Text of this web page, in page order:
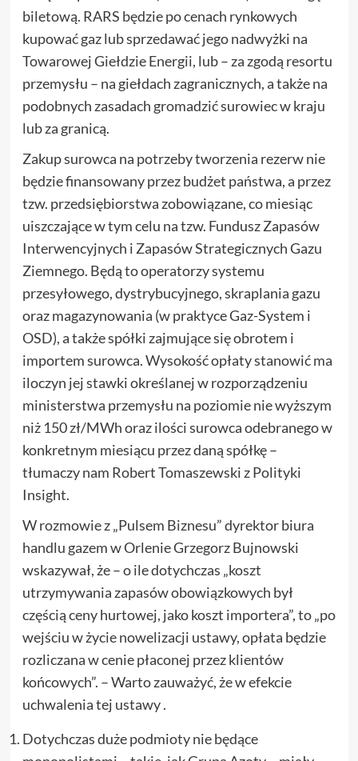
biletową. RARS będzie po cenach rynkowych
kupować gaz lub sprzedawać jego nadwyżki na
Towarowej Giełdzie Energii, lub – za zgodą resortu
przemysłu – na giełdach zagranicznych, a także na
podobnych zasadach gromadzić surowiec w kraju
lub za granicą.
Zakup surowca na potrzeby tworzenia rezerw nie
będzie finansowany przez budżet państwa, a przez
tzw. przedsiębiorstwa zobowiązane, co miesiąc
uiszczające w tym celu na tzw. Fundusz Zapasów
Interwencyjnych i Zapasów Strategicznych Gazu
Ziemnego. Będą to operatorzy systemu
przesyłowego, dystrybucyjnego, skraplania gazu
oraz magazynowania (w praktyce Gaz-System i
OSD), a także spółki zajmujące się obrotem i
importem surowca. Wysokość opłaty stanowić ma
iloczyn jej stawki określanej w rozporządzeniu
ministerstwa przemysłu na poziomie nie wyższym
niż 150 zł/MWh oraz ilości surowca odebranego w
konkretnym miesiącu przez daną spółkę –
tłumaczy nam Robert Tomaszewski z Polityki
Insight.
W rozmowie z „Pulsem Biznesu” dyrektor biura
handlu gazem w Orlenie Grzegorz Bujnowski
wskazywał, że – o ile dotychczas „koszt
utrzymywania zapasów obowiązkowych był
częścią ceny hurtowej, jako koszt importera”, to „po
wejściu w życie nowelizacji ustawy, opłata będzie
rozliczana w cenie płaconej przez klientów
końcowych”. – Warto zauważyć, że w efekcie
uchwalenia tej ustawy .
Dotychczas duże podmioty nie będące